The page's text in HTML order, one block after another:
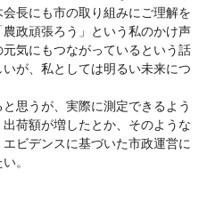
長にも市の取り組みにご理解を
政頑張ろう」という私のかけ声
気にもつながっているという話
が、私としては明るい未来につ
思うが、実際に測定できるよう
荷額が増したとか、そのような
ビデンスに基づいた市政運営に
。